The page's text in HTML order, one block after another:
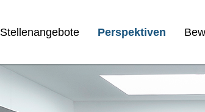
Stellenangebote Perspektiven